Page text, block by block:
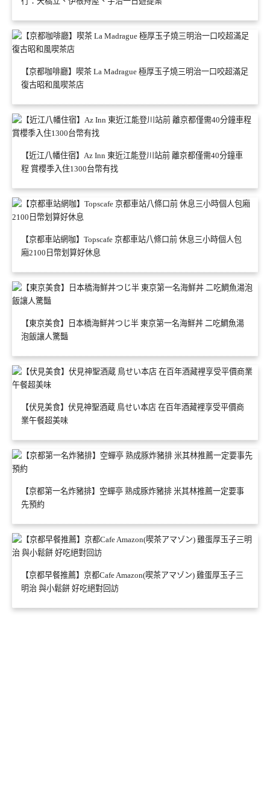
【京都咖啡廳】喫茶 La Madrague 極厚玉子燒三明治一口咬超滿足
復古昭和風喫茶店
【近江八幡住宿】Az Inn 東近江能登川站前 離京都僅需40分鐘車
程 賞櫻季入住1300台幣有找
【京都車站網咖】Topscafe 京都車站八條口前 休息三小時個人包
廂2100日幣划算好休息
【東京美食】日本橋海鮮丼つじ半 東京第一名海鮮丼 二吃鯛魚湯
泡飯讓人驚豔
【伏見美食】伏見神聖酒蔵 鳥せい本店 在百年酒藏裡享受平價商
業午餐超美味
【京都第一名炸豬排】空蟬亭 熟成豚炸豬排 米其林推薦一定要事
先預約
【京都早餐推薦】京都Cafe Amazon(喫茶アマゾン) 雞蛋厚玉子三
明治 與小鬆餅 好吃絕對回訪